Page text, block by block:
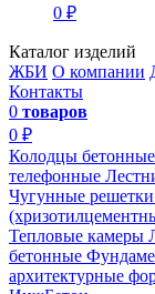
0 ₽
Каталог изделий
ЖБИ О компании
Контакты
0 товаров
0 ₽
Колодцы бетонные
телефонные
Чугунные решетки
Тепловые камеры
бетонные
архитектурные